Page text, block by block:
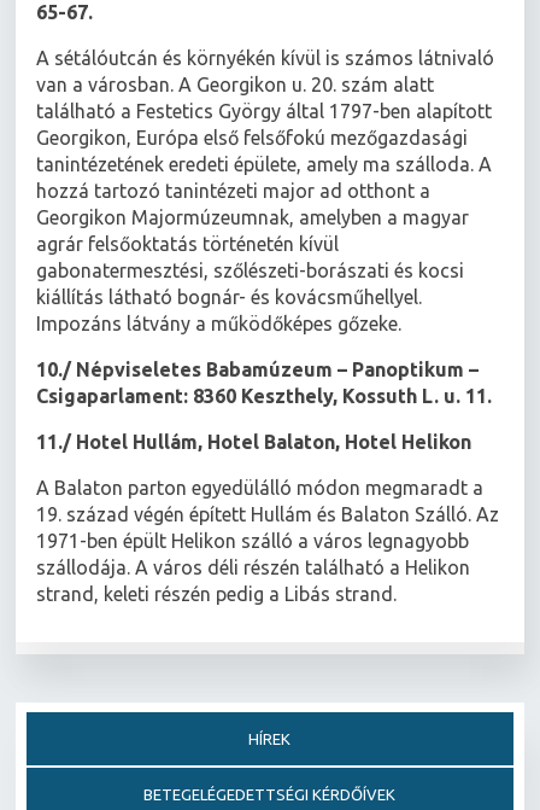
65-67.
A sétálóutcán és környékén kívül is számos látnivaló
van a városban. A Georgikon u. 20. szám alatt
található a Festetics György által 1797-ben alapított
Georgikon, Európa első felsőfokú mezőgazdasági
tanintézetének eredeti épülete, amely ma szálloda. A
hozzá tartozó tanintézeti major ad otthont a
Georgikon Majormúzeumnak, amelyben a magyar
agrár felsőoktatás történetén kívül
gabonatermesztési, szőlészeti-borászati és kocsi
kiállítás látható bognár- és kovácsműhellyel.
Impozáns látvány a működőképes gőzeke.
10./ Népviseletes Babamúzeum – Panoptikum –
Csigaparlament: 8360 Keszthely, Kossuth L. u. 11.
11./ Hotel Hullám, Hotel Balaton, Hotel Helikon
A Balaton parton egyedülálló módon megmaradt a
19. század végén épített Hullám és Balaton Szálló. Az
1971-ben épült Helikon szálló a város legnagyobb
szállodája. A város déli részén található a Helikon
strand, keleti részén pedig a Libás strand.
HÍREK
BETEGELÉGEDETTSÉGI KÉRDŐÍVEK